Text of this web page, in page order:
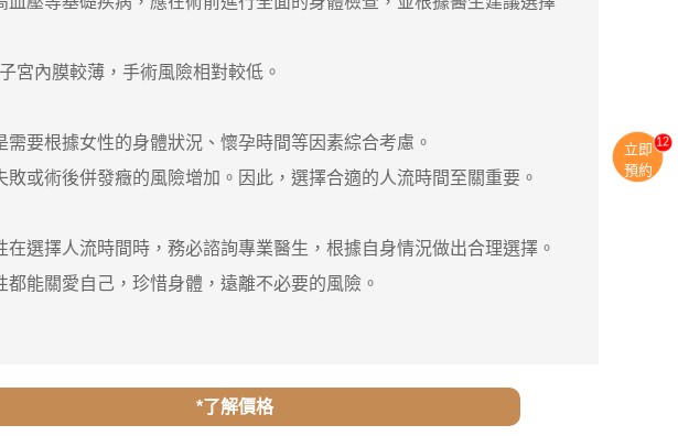
內膜較薄，手術風險相對較低。
要根據女性的身體狀況、懷孕時間等因素綜合考慮。
術後併發癥的風險增加。因此，選擇合適的人流時間至關重要。
擇人流時間時，務必諮詢專業醫生，根據自身情況做出合理選擇。
能關愛自己，珍惜身體，遠離不必要的風險。
*了解價格
立即
預約
11